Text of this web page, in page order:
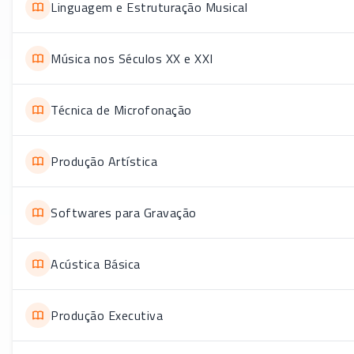
Linguagem e Estruturação Musical
Música nos Séculos XX e XXI
Técnica de Microfonação
Produção Artística
Softwares para Gravação
Acústica Básica
Produção Executiva